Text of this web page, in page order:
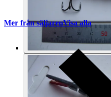
Mer från säljarenVisa alla